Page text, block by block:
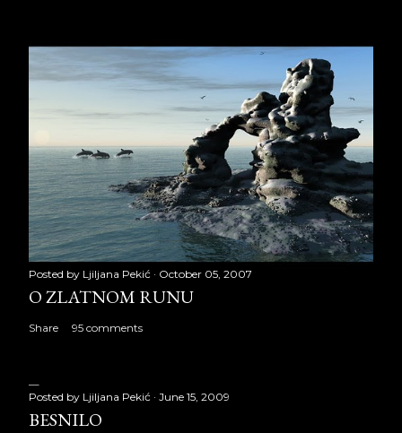
Posted by Ljiljana Pekić October 05, 2007
O ZLATNOM RUNU
Share 95 comments
Posted by Ljiljana Pekić June 15, 2009
BESNILO